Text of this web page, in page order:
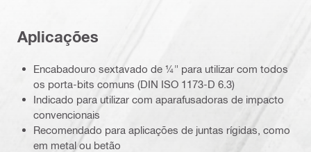
Aplicações
Encabadouro sextavado de ¼" para utilizar com todos
os porta-bits comuns (DIN ISO 1173-D 6.3)
Indicado para utilizar com aparafusadoras de impacto
convencionais
Recomendado para aplicações de juntas rígidas, como
em metal ou betão